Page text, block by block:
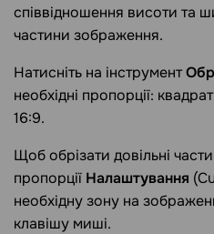
співвідношення висоти та
частини зображення.
Натисніть на інструмент
необхідні пропорції:
16:9.
Щоб обрізати довільні
пропорції Налаштування
необхідну зону на
клавішу миші.